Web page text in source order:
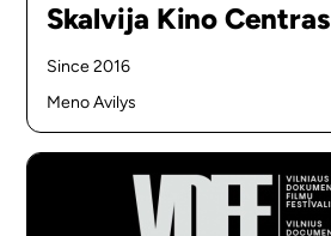
Skalvija Kino Centras
Since 2016
Meno Avilys